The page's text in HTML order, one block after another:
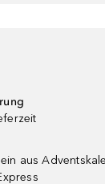
aus